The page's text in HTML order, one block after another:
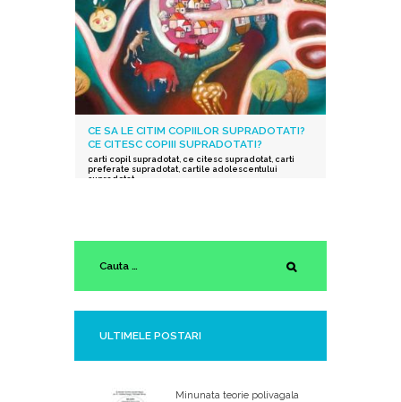
CE SA LE CITIM COPIILOR SUPRADOTATI?
CE CITESC COPIII SUPRADOTATI?
carti copil supradotat, ce citesc supradotat, carti
preferate supradotat, cartile adolescentului
supradotat
ULTIMELE POSTARI
Minunata teorie polivagala